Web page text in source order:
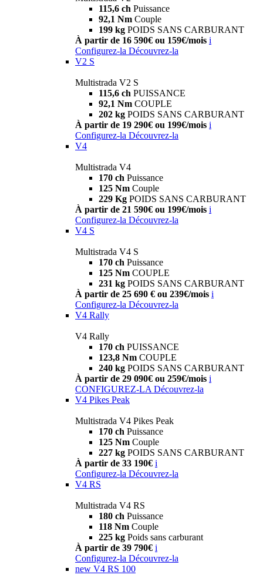
115,6 ch Puissance
92,1 Nm Couple
199 kg POIDS SANS CARBURANT
À partir de 16 590€ ou 159€/mois i
Configurez-la Découvrez-la
V2 S
Multistrada V2 S
115,6 ch PUISSANCE
92,1 Nm COUPLE
202 kg POIDS SANS CARBURANT
À partir de 19 290€ ou 199€/mois i
Configurez-la Découvrez-la
V4
Multistrada V4
170 ch Puissance
125 Nm Couple
229 Kg POIDS SANS CARBURANT
À partir de 21 590€ ou 199€/mois i
Configurez-la Découvrez-la
V4 S
Multistrada V4 S
170 ch Puissance
125 Nm COUPLE
231 kg POIDS SANS CARBURANT
À partir de 25 690 € ou 239€/mois i
Configurez-la Découvrez-la
V4 Rally
V4 Rally
170 ch PUISSANCE
123,8 Nm COUPLE
240 kg POIDS SANS CARBURANT
À partir de 29 090€ ou 259€/mois i
CONFIGUREZ-LA Découvrez-la
V4 Pikes Peak
Multistrada V4 Pikes Peak
170 ch Puissance
125 Nm Couple
227 kg POIDS SANS CARBURANT
À partir de 33 190€ i
Configurez-la Découvrez-la
V4 RS
Multistrada V4 RS
180 ch Puissance
118 Nm Couple
225 kg Poids sans carburant
À partir de 39 790€ i
Configurez-la Découvrez-la
new V4 RS 100